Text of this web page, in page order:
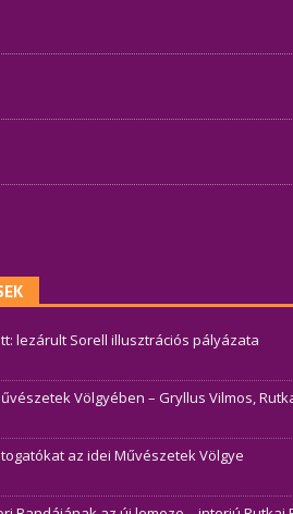
lezárult Sorell illusztrációs pályázata
Völgyében – Gryllus Vilmos,
az idei Művészetek Völgye